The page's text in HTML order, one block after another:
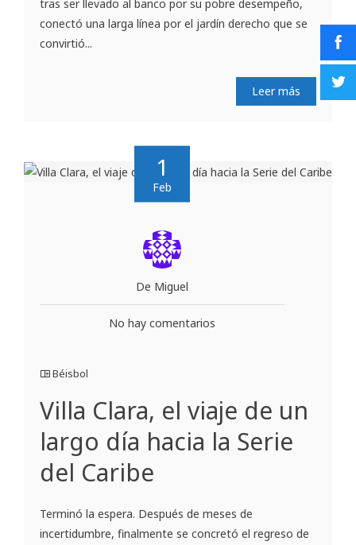
tras ser llevado al banco por su pobre desempeño,
conectó una larga línea por el jardín derecho que se
convirtió...
Leer más
1
Feb
De Miguel
No hay comentarios
Béisbol
Villa Clara, el viaje de un
largo día hacia la Serie
del Caribe
Terminó la espera. Después de meses de
incertidumbre, finalmente se concretó el regreso de